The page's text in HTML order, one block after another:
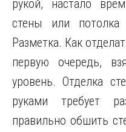
рукой, настало
стены или потолка
Разметка. Как
первую очередь,
уровень. Отделка
руками требует
правильно обшить